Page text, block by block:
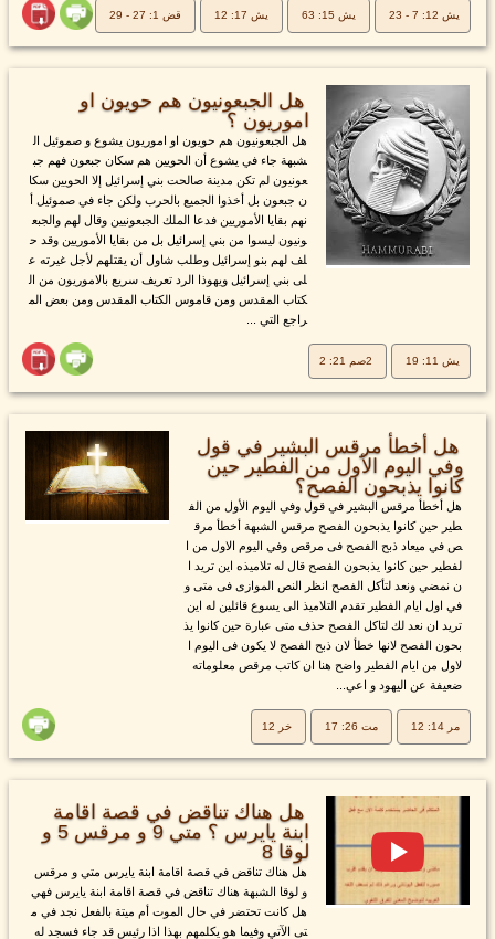
يش 12: 7 - 23 يش 15: 63 يش 17: 12 قض 1: 27 - 29
هل الجبعونيون هم حويون او
اموريون ؟
هل الجبعونيون هم حويون او اموريون يشوع و صموئيل ال
شبهة جاء في يشوع أن الحويين هم سكان جبعون فهم جب
عونيون لم تكن مدينة صالحت بني إسرائيل إلا الحويين سكا
ن جبعون بل أخذوا الجميع بالحرب ولكن جاء في صموئيل أ
نهم بقايا الأموريين فدعا الملك الجبعونيين وقال لهم والجبع
ونيون ليسوا من بني إسرائيل بل من بقايا الأموريين وقد ح
لف لهم بنو إسرائيل وطلب شاول أن يقتلهم لأجل غيرته ع
لى بني إسرائيل ويهوذا الرد تعريف سريع بالاموريون من ال
كتاب المقدس ومن قاموس الكتاب المقدس ومن بعض الم
راجع التي ...
يش 11: 19
هل أخطأ مرقس البشير في قول
وفي اليوم الأول من الفطير حين
كانوا يذبحون الفصح؟
هل أخطأ مرقس البشير في قول وفي اليوم الأول من الف
طير حين كانوا يذبحون الفصح مرقس الشبهة أخطأ مرق
ص في ميعاد ذبح الفصح فى مرقص وفي اليوم الاول من ا
لفطير حين كانوا يذبحون الفصح قال له تلاميذه اين تريد ا
ن نمضي ونعد لتأكل الفصح انظر النص الموازى فى متى و
في اول ايام الفطير تقدم التلاميذ الى يسوع قائلين له اين
تريد ان نعد لك لتاكل الفصح حذف متى عبارة حين كانوا يذ
بحون الفصح لانها خطأ لان ذبح الفصح لا يكون فى اليوم ا
لاول من ايام الفطير واضح هنا ان كاتب مرقص معلوماته
ضعيفة عن اليهود و اعي...
مر 14: 12 مت 26: 17 خر 12
هل هناك تناقض في قصة اقامة
ابنة يايرس ؟ متي 9 و مرقس 5 و
لوقا 8
هل هناك تناقض في قصة اقامة ابنة يايرس متي و مرقس
و لوقا الشبهة هناك تناقض في قصة اقامة ابنة يايرس فهي
هل كانت تحتضر في حال الموت أم ميتة بالفعل نجد في م
تى الآتي وفيما هو يكلمهم بهذا اذا رئيس قد جاء فسجد له